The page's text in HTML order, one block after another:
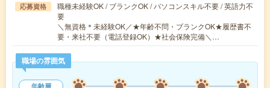
応募資格
職種未経験OK / ブランクOK / パソコンスキル不要 / 英語力不
要
＼無資格＊未経験OK／★年齢不問・ブランクOK★履歴書不
要・来社不要（電話登録OK）★社会保険完備＼…
職場の雰囲気
年齢層